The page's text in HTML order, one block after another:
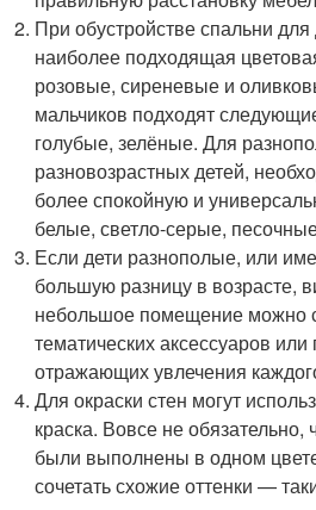
При обустройстве спальни для
наиболее подходящая
розовые, сиреневые и
мальчиков подходят
голубые, зелёные. Для
разновозрастных детей,
более спокойную и
белые, светло-серые,
Если дети разнополые, или
большую разницу в возрасте,
небольшое помещение можно
тематических аксессуаров
отражающих увлечения
Для окраски стен могут
краска. Вовсе не обязательно,
были выполнены в одном
сочетать схожие оттенки —